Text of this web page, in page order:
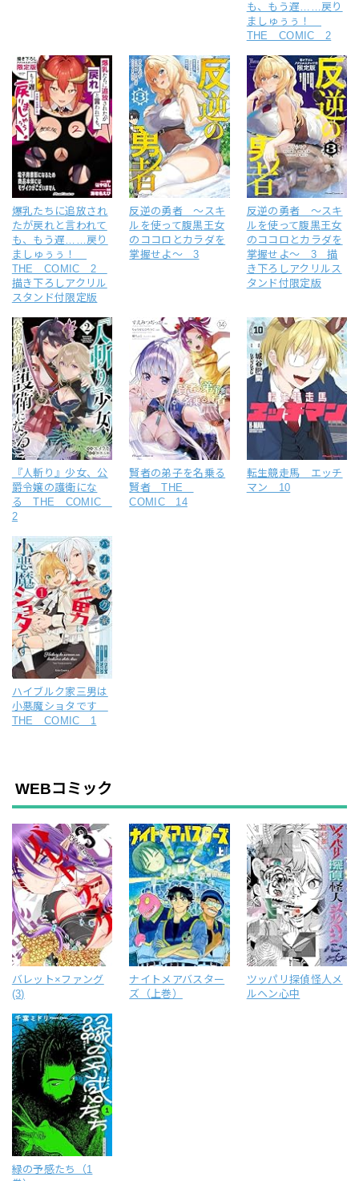
も、もう遅……戻り
ましゅぅぅ！
THE COMIC 2
爆乳たちに追放され
たが戻れと言われて
も、もう遅……戻り
ましゅぅぅ！
THE COMIC 2
描き下ろしアクリル
スタンド付限定版
反逆の勇者 ～スキ
ルを使って腹黒王女
のココロとカラダを
掌握せよ～ 3
反逆の勇者 ～スキ
ルを使って腹黒王女
のココロとカラダを
掌握せよ～ 3 描
き下ろしアクリルス
タンド付限定版
『人斬り』少女、公
爵令嬢の護衛にな
る THE COMIC
2
賢者の弟子を名乗る
賢者 THE
COMIC 14
転生競走馬 エッチ
マン 10
ハイブルク家三男は
小悪魔ショタです
THE COMIC 1
WEBコミック
バレット×ファング
(3)
ナイトメアバスター
ズ（上巻）
ツッパリ探偵怪人メ
ルヘン心中
緑の予感たち（1